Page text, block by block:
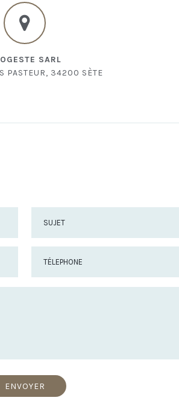
SARL
PASTEUR, 34200 SÈTE